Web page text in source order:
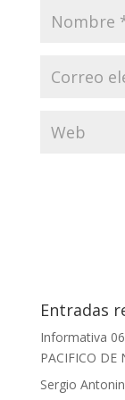
Entradas
Informativa
PACIFICO DE
Sergio